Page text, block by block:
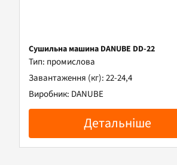
Сушильна машина DANUBE DD-22
Тип: промислова
Завантаження (кг): 22-24,4
Виробник: DANUBE
Детальніше